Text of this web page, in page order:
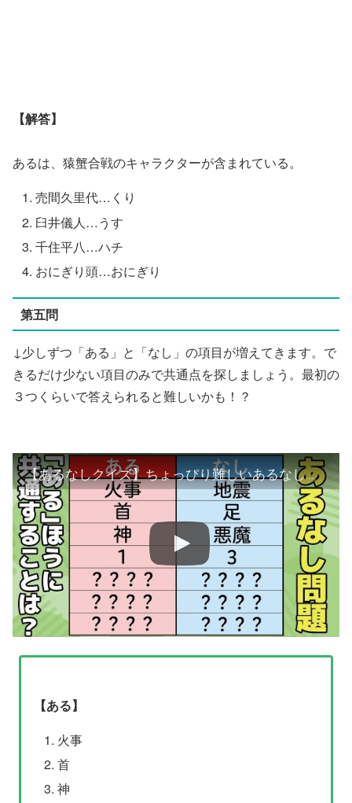
【解答】
あるは、猿蟹合戦のキャラクターが含まれている。
売間久里代…くり
臼井儀人…うす
千住平八…ハチ
おにぎり頭…おにぎり
第五問
↓少しずつ「ある」と「なし」の項目が増えてきます。で
きるだけ少ない項目のみで共通点を探しましょう。最初の
３つくらいで答えられると難しいかも！？
【あるなしクイズ】ちょっぴり難しいあるなしクイズ！気分転換に頭の体操【認知症予防】 -052-
【ある】
火事
首
神